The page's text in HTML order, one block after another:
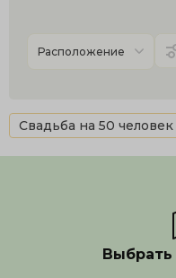
Расположение
Свадьба на 50 человек
Выбрать